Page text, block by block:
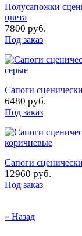
Полусапожки
цвета
7800 руб.
Под заказ
Сапоги
6480 руб.
Под заказ
Сапоги
12960 руб.
Под заказ
« Назад